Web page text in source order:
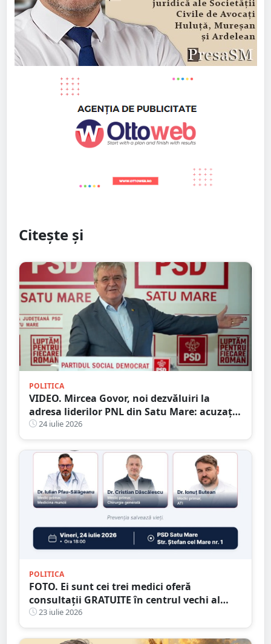
Citește și
POLITICA
VIDEO. Mircea Govor, noi dezvăluiri la
adresa liderilor PNL din Satu Mare: acuzații
privind terenuri, programul „Masa
Sănătoasă” și utilizarea banilor publici
24 iulie 2026
POLITICA
FOTO. Ei sunt cei trei medici oferă
consultații GRATUITE în centrul vechi al
municipiului Satu Mare
23 iulie 2026